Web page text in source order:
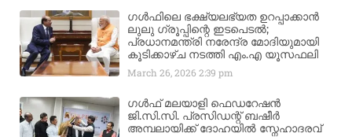
ഗൾഫിലെ ഭക്ഷ്യലഭ്യത ഉറപ്പാക്കാൻ
ലുലു ഗ്രൂപ്പിന്റെ ഇടപെടൽ;
പ്രധാനമന്ത്രി നരേന്ദ്ര മോദിയുമായി
കൂടിക്കാഴ്ച നടത്തി എം.എ യൂസഫലി
March 26, 20262:39 pm
ഗൾഫ് മലയാളി ഫെഡറേഷൻ
ജി.സി.സി. പ്രസിഡന്റ് ബഷീർ
അമ്പലായിക്ക് ദോഹയിൽ സ്നേഹാദരവ്